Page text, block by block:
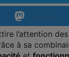
mastodon
l’attention
à sa